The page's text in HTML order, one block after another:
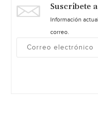
Suscríbete
Información
correo.